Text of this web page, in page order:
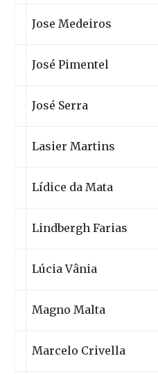
Jose Medeiros
José Pimentel
José Serra
Lasier Martins
Lídice da Mata
Lindbergh Farias
Lúcia Vânia
Magno Malta
Marcelo Crivella